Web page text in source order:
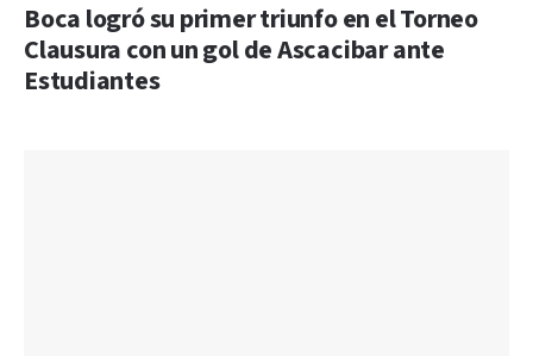
Boca logró su primer triunfo en el Torneo
Clausura con un gol de Ascacibar ante
Estudiantes